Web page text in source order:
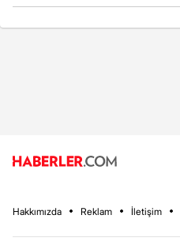
Hakkımızda Reklam İletişim